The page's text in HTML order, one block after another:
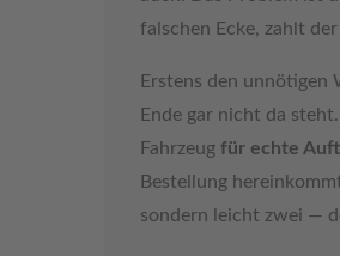
falschen Ecke, zahlt
Erstens den unnötigen
Ende gar nicht da
Fahrzeug für echte
Bestellung
sondern leicht zwei —